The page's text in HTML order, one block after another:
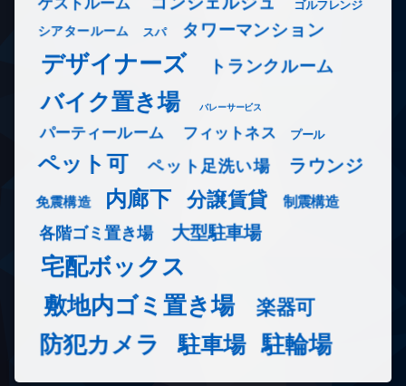
ゴルフレンジ
シアタールーム スパ タワーマンション
デザイナーズ トランクルーム
バイク置き場 バレーサービス
パーティールーム フィットネス プール
ペット可 ペット足洗い場 ラウンジ
免震構造 内廊下 分譲賃貸 制震構造
各階ゴミ置き場 大型駐車場
宅配ボックス
敷地内ゴミ置き場
楽器可
防犯カメラ 駐車場 駐輪場